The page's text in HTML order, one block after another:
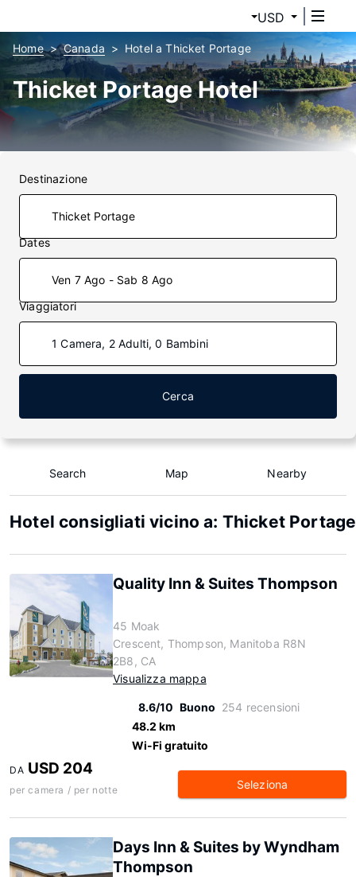
USD
Home Canada Hotel a Thicket Portage
Thicket Portage Hotel
Destinazione
Dates
Ven 7 Ago - Sab 8 Ago
Viaggiatori
1 Camera, 2 Adulti, 0 Bambini
Cerca
Search Map Nearby
Hotel consigliati vicino a: Thicket
Quality Inn & Suites Thompson
45 Moak
Crescent, Thompson, Manitoba R8N
2B8, CA
Visualizza mappa
8.6/10 Buono 254 recensioni
48.2 km
Wi-Fi gratuito
DA USD 204
per camera / per notte Seleziona
Days Inn & Suites by Wyndham
Thompson